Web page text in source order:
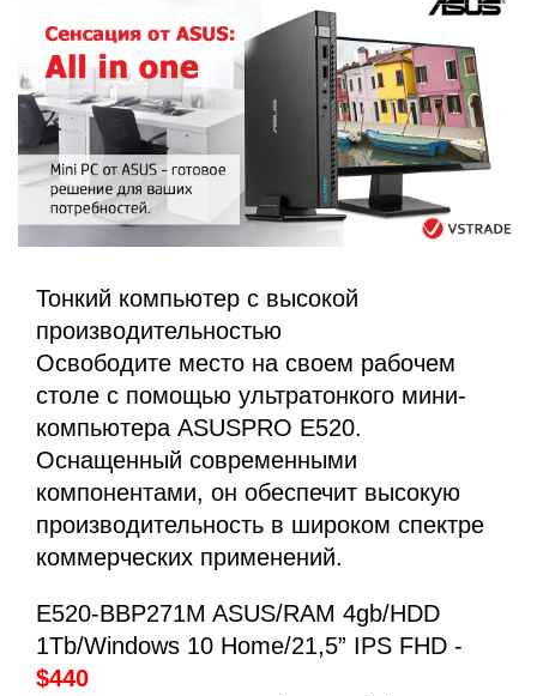
Тонкий компьютер с высокой
производительностью
Освободите место на своем рабочем
столе с помощью ультратонкого мини-
компьютера ASUSPRO E520.
Оснащенный современными
компонентами, он обеспечит высокую
производительность в широком спектре
коммерческих применений.
E520-BBP271M ASUS/RAM 4gb/HDD
1Tb/Windows 10 Home/21,5” IPS FHD -
$440